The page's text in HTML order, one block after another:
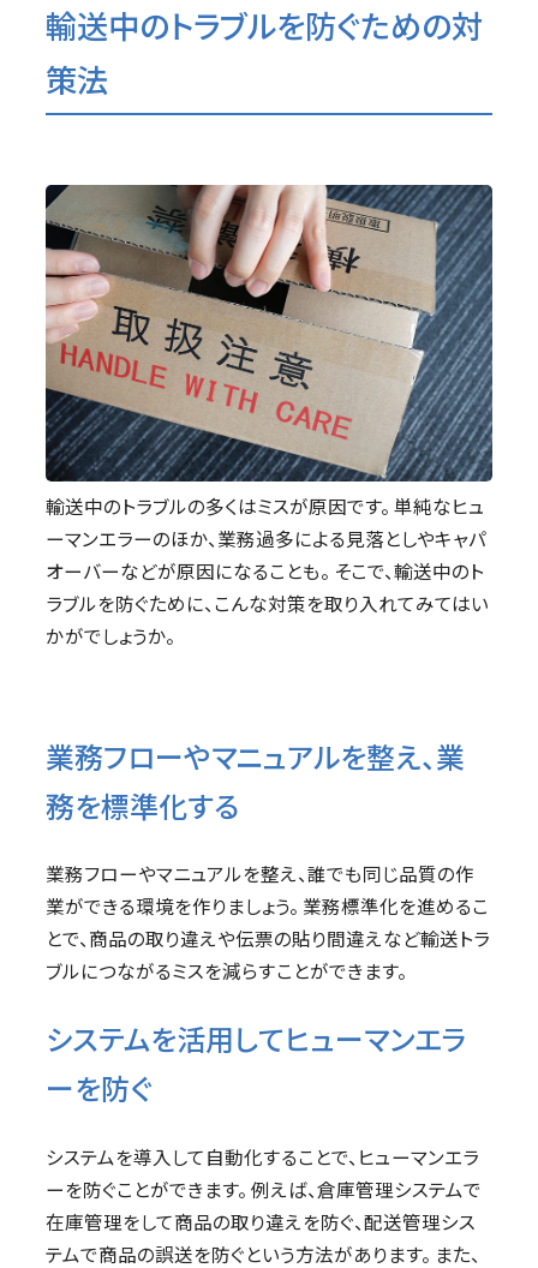
輸送中のトラブルを防ぐための対
策法
輸送中のトラブルの多くはミスが原因です。 単純なヒュ
ーマンエラーのほか、業務過多による見落としやキャパ
オーバーなどが原因になることも。 そこで、輸送中のト
ラブルを防ぐために、こんな対策を取り入れてみてはい
かがでしょうか。
業務フローやマニュアルを整え、業
務を標準化する
業務フローやマニュアルを整え、誰でも同じ品質の作
業ができる環境を作りましょう。 業務標準化を進めるこ
とで、商品の取り違えや伝票の貼り間違えなど輸送トラ
ブルにつながるミスを減らすことができます。
システムを活用してヒューマンエラ
ーを防ぐ
システムを導入して自動化することで、ヒューマンエラ
ーを防ぐことができます。 例えば、倉庫管理システムで
在庫管理をして商品の取り違えを防ぐ、配送管理シス
テムで商品の誤送を防ぐという方法があります。 また、